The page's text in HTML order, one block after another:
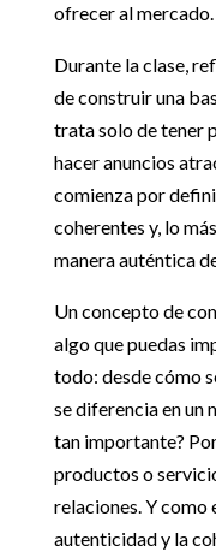
ofrecer al mercado.
Durante la clase,
de construir una
trata solo de tener
hacer anuncios
comienza por
coherentes y, lo
manera auténtica
Un concepto de
algo que puedas
todo: desde cómo
se diferencia en un
tan importante?
productos o
relaciones. Y como
autenticidad y la